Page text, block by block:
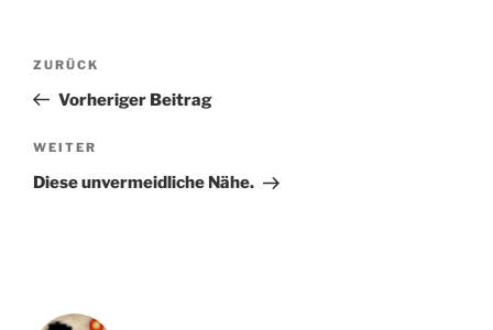
Beitragsnavigation
Vorheriger
Beitrag
ZURÜCK
Vorheriger Beitrag
Nächster
Beitrag
WEITER
Diese unvermeidliche Nähe.